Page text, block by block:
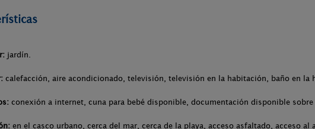
jardín.
calefacción, aire acondicionado, televisión, televisión en la habitación, baño en la
conexión a internet, cuna para bebé disponible, documentación disponible sobre
en el casco urbano, cerca del mar, cerca de la playa, acceso asfaltado, acceso al